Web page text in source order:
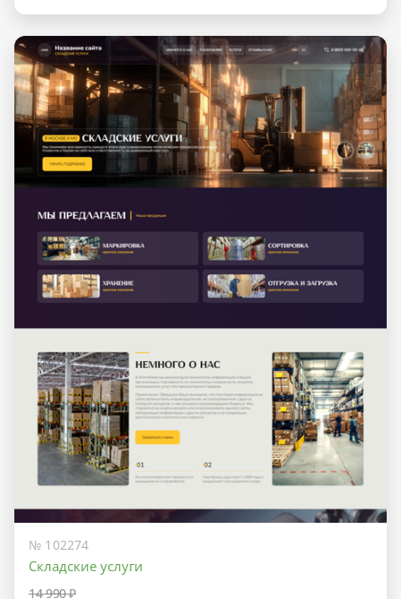
№ 102274
Складские услуги
14 990 ₽